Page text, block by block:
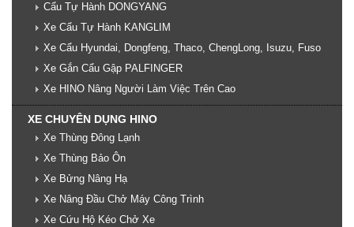
Cẩu Tự Hành DONGYANG
Xe Cẩu Tự Hành KANGLIM
Xe Cẩu Hyundai, Dongfeng, Thaco, ChengLong, Isuzu, Fuso
Xe Gắn Cẩu Gập PALFINGER
Xe HINO Nâng Người Làm Việc Trên Cao
XE CHUYÊN DỤNG HINO
Xe Thùng Đông Lạnh
Xe Thùng Bảo Ôn
Xe Bửng Nâng Hạ
Xe Nâng Đầu Chở Máy Công Trình
Xe Cứu Hộ Kéo Chở Xe